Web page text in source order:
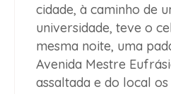
cidade, à caminho de
universidade, teve o
mesma noite, uma
Avenida Mestre
assaltada e do local